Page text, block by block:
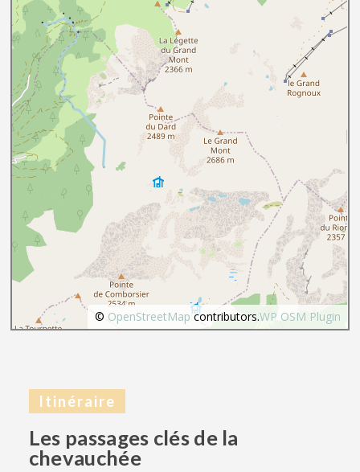
© OpenStreetMapcontributors.WP OSM Plugin
Itinéraire
Les passages clés de la
chevauchée